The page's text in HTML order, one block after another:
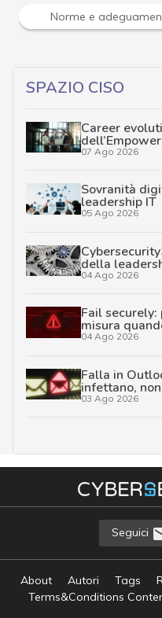
Norme e adeguamenti
SPAZIO CISO
Career
07 Ago 2026
Sovranità
leadership IT
05 Ago 2026
della
04 Ago 2026
Fail securely:
misura
04 Ago 2026
Falla in
infettano,
03 Ago 2026
Seguici
About Autori Tags
Terms&Conditions